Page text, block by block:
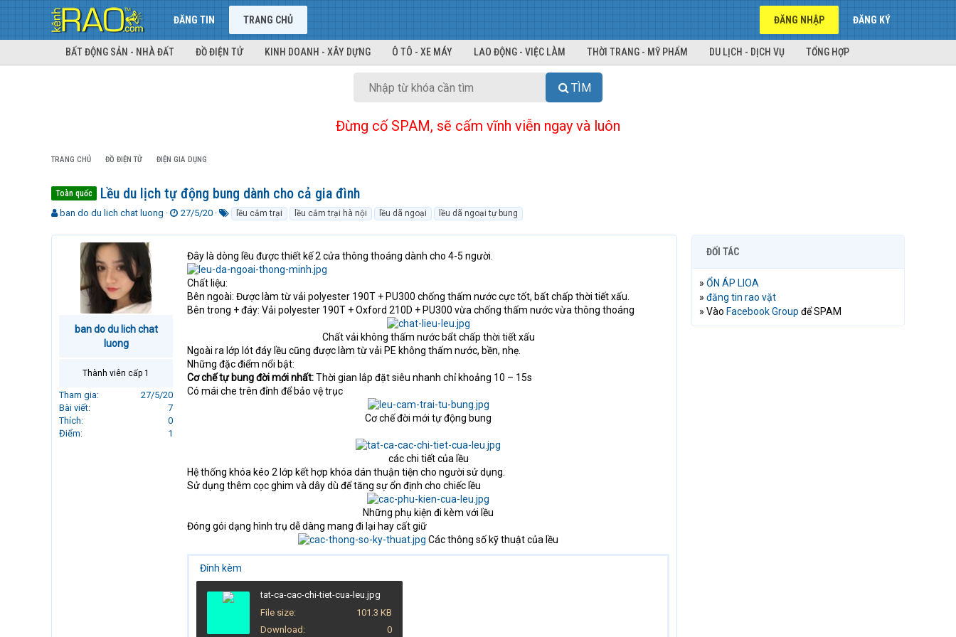
ĐĂNG TIN TRANG CHỦ ĐĂNG NHẬP ĐĂNG KÝ
BẤT ĐỘNG SẢN - NHÀ ĐẤT ĐỒ ĐIỆN TỬ KINH DOANH - XÂY DỰNG Ô TÔ - XE MÁY LAO ĐỘNG - VIỆC LÀM THỜI TRANG - MỸ PHẨM DU LỊCH - DỊCH VỤ TỔNG HỢP
TÌM
Đừng cố SPAM, sẽ cấm vĩnh viễn ngay và luôn
TRANG CHỦ ĐỒ ĐIỆN TỬ ĐIỆN GIA DỤNG
Toàn quốc Lều du lịch tự động bung dành cho cả gia đình
T
r
ban do du lich chat luong
N
à
27/5/20
k
ó
a
lều cắm trại lều cắm trại hà nội lều dã ngoại lều dã ngoại tự bung
ban do du lich chat
luong
Thành viên cấp 1
Tham gia
27/5/20
Bài viết
7
Thích
0
Điểm
1
Đây là dòng lều được thiết kế 2 cửa thông thoáng dành cho 4-5 người.
Chất liệu:
Bên ngoài: Được làm từ vải polyester 190T + PU300 chống thấm nước cực tốt, bất chấp thời tiết xấu.
Bên trong + đáy: Vải polyester 190T + Oxford 210D + PU300 vừa chống thấm nước vừa thông thoáng
Chất vải không thấm nước bẩt chấp thời tiết xấu​
Ngoài ra lớp lót đáy lều cũng được làm từ vải PE không thấm nước, bền, nhẹ.
Những đặc điểm nổi bật:
Cơ chế tự bung đời mới nhất:Thời gian lắp đặt siêu nhanh chỉ khoảng 10 – 15s
Có mái che trên đỉnh để bảo vệ trục
Cơ chế đời mới tự động bung​
các chi tiết của lều​
Hệ thống khóa kéo 2 lớp kết hợp khóa dán thuận tiện cho người sử dụng.
Sử dụng thêm cọc ghim và dây dù để tăng sự ổn định cho chiếc lều
Những phụ kiện đi kèm với lều​
Đóng gói dạng hình trụ dễ dàng mang đi lại hay cất giữ
Các thông số kỹ thuật của lều​
Đính kèm
tat-ca-cac-chi-tiet-cua-leu.jpg
File size
101.3 KB
Download
0
ĐỐI TÁC
» ỔN ÁP LIOA
» đăng tin rao vặt
» Vào Facebook Group để SPAM